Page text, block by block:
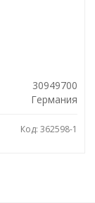
30949700
Германия
Код: 362598-1